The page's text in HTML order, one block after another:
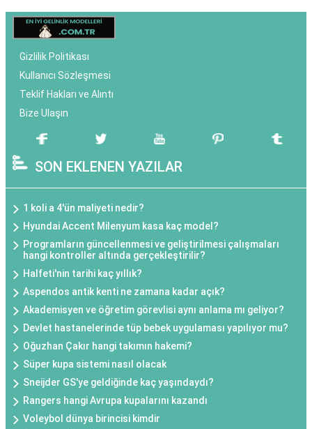
Gizlilik Politikası
Kullanıcı Sözleşmesi
Teklif Hakları ve Alıntı
Bize Ulaşın
SON EKLENEN YAZILAR
1 koli a 4'ün maliyeti nedir?
Hyundai Accent Milenyum kasa kaç model?
Programların güncellenmesi ve geliştirilmesi çalışmaları
hangi kontroller altında gerçekleştirilir?
Halfeti'nin tarihi kaç yıllık?
Aspendos antik kenti ne zamana kadar açık?
Akademisyen ve öğretim görevlisi aynı anlama mı geliyor?
Devlet hastanelerinde tüp bebek uygulaması yapılıyor mu?
Oğuzhan Çakır hangi takımın hakemi?
Süper kupa sistemi nasıl olacak
Sneijder GS'ye geldiğinde kaç yaşındaydı?
Rangers hangi Avrupa kupalarını kazandı
Voleybol dünya birincisi kimdir